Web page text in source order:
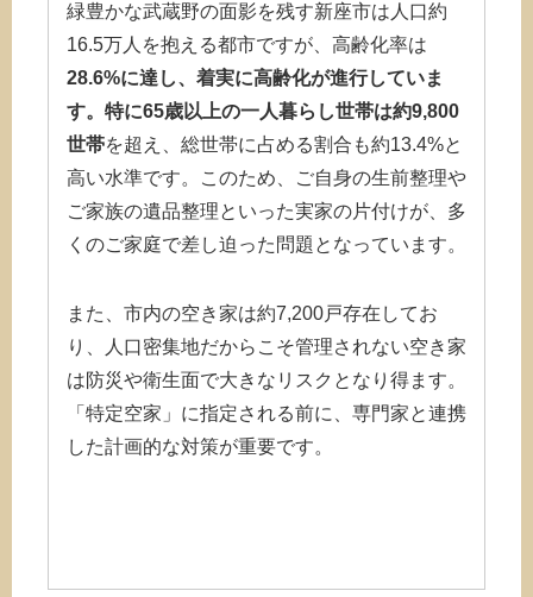
緑豊かな武蔵野の面影を残す新座市は人口約
16.5万人を抱える都市ですが、高齢化率は
28.6%に達し、着実に高齢化が進行していま
す。特に65歳以上の一人暮らし世帯は約9,800
世帯を超え、総世帯に占める割合も約13.4%と
高い水準です。このため、ご自身の生前整理や
ご家族の遺品整理といった実家の片付けが、多
くのご家庭で差し迫った問題となっています。
また、市内の空き家は約7,200戸存在してお
り、人口密集地だからこそ管理されない空き家
は防災や衛生面で大きなリスクとなり得ます。
「特定空家」に指定される前に、専門家と連携
した計画的な対策が重要です。